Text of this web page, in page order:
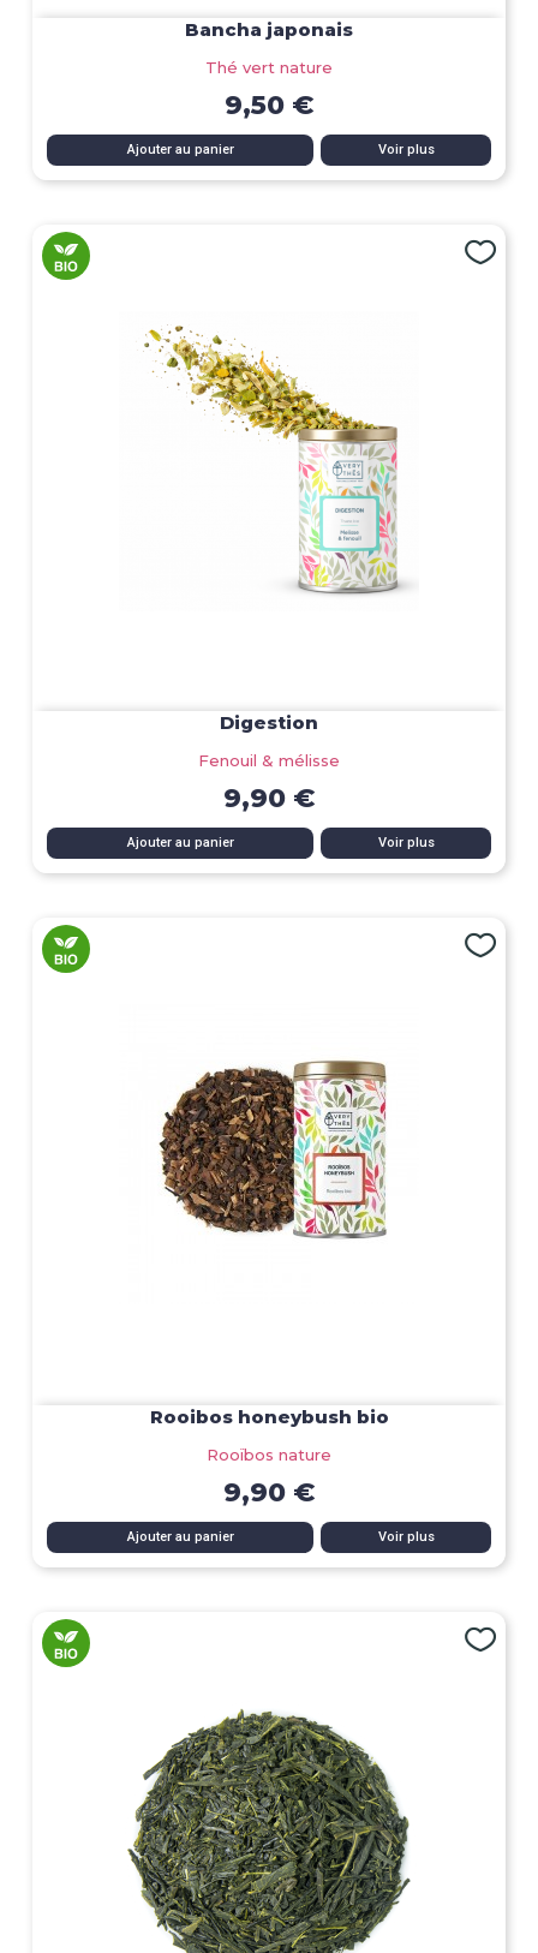
Bancha japonais
Thé vert nature
9,50 €
Ajouter au panier Voir plus
Digestion
Fenouil & mélisse
9,90 €
Ajouter au panier Voir plus
Rooibos honeybush bio
Rooïbos nature
9,90 €
Ajouter au panier Voir plus